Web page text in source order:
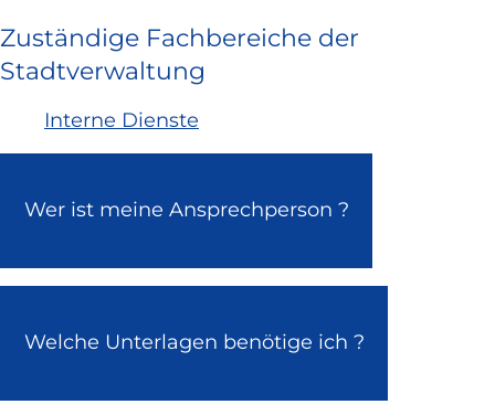
Zuständige Fachbereiche der
Stadtverwaltung
Interne Dienste
Wer ist meine Ansprechperson ?
Welche Unterlagen benötige ich ?